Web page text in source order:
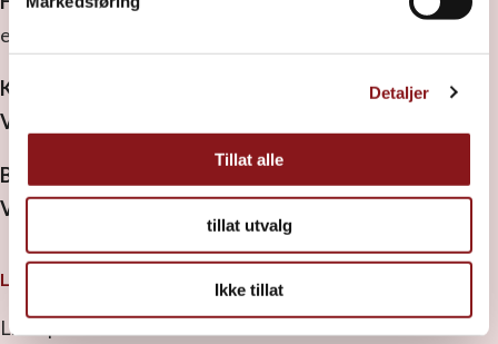
Detaljer
Tillat alle
tillat utvalg
Ikke tillat
elverumfolkehoegskule@ebilag.com
Kontonummer:
Vipps:
Bistandskonto:
3000 32 34475
Vipps:88831
LES OM LIVET PÅ SKOLEN
Livet på skolen